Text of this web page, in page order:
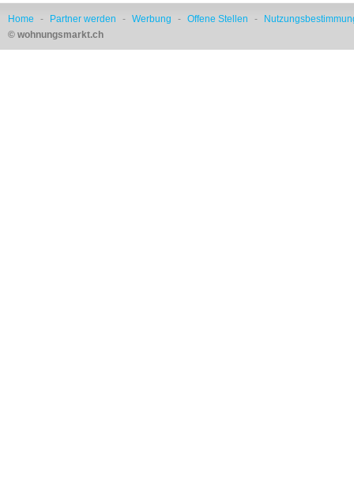
Home - Partner werden - Werbung - Offene Stellen -
© wohnungsmarkt.ch